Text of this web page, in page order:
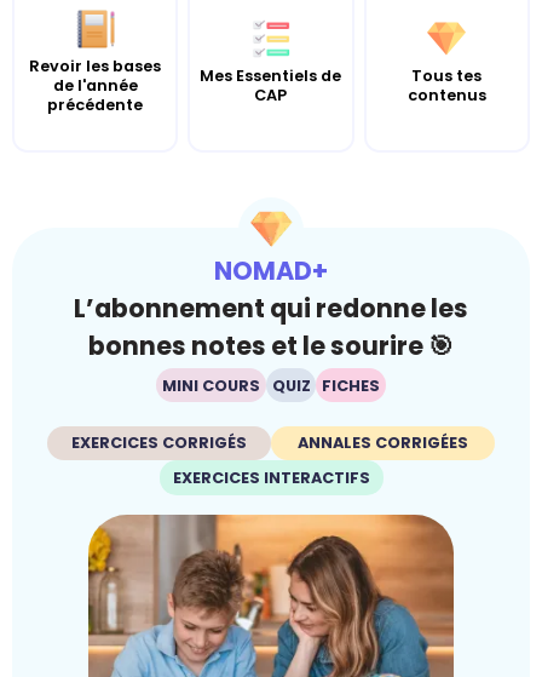
Revoir les bases
de l'année
précédente
Mes Essentiels de
CAP
Tous tes
contenus
NOMAD+
L’abonnement qui redonne les
bonnes notes et le sourire 🎯
MINI COURS QUIZ FICHES
EXERCICES CORRIGÉS
ANNALES CORRIGÉES
EXERCICES INTERACTIFS